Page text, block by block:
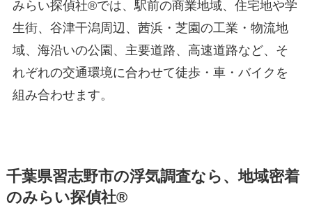
みらい探偵社®︎では、駅前の商業地域、住宅地や学
生街、谷津干潟周辺、茜浜・芝園の工業・物流地
域、海沿いの公園、主要道路、高速道路など、そ
れぞれの交通環境に合わせて徒歩・車・バイクを
組み合わせます。
千葉県習志野市の浮気調査なら、地域密着
のみらい探偵社®︎